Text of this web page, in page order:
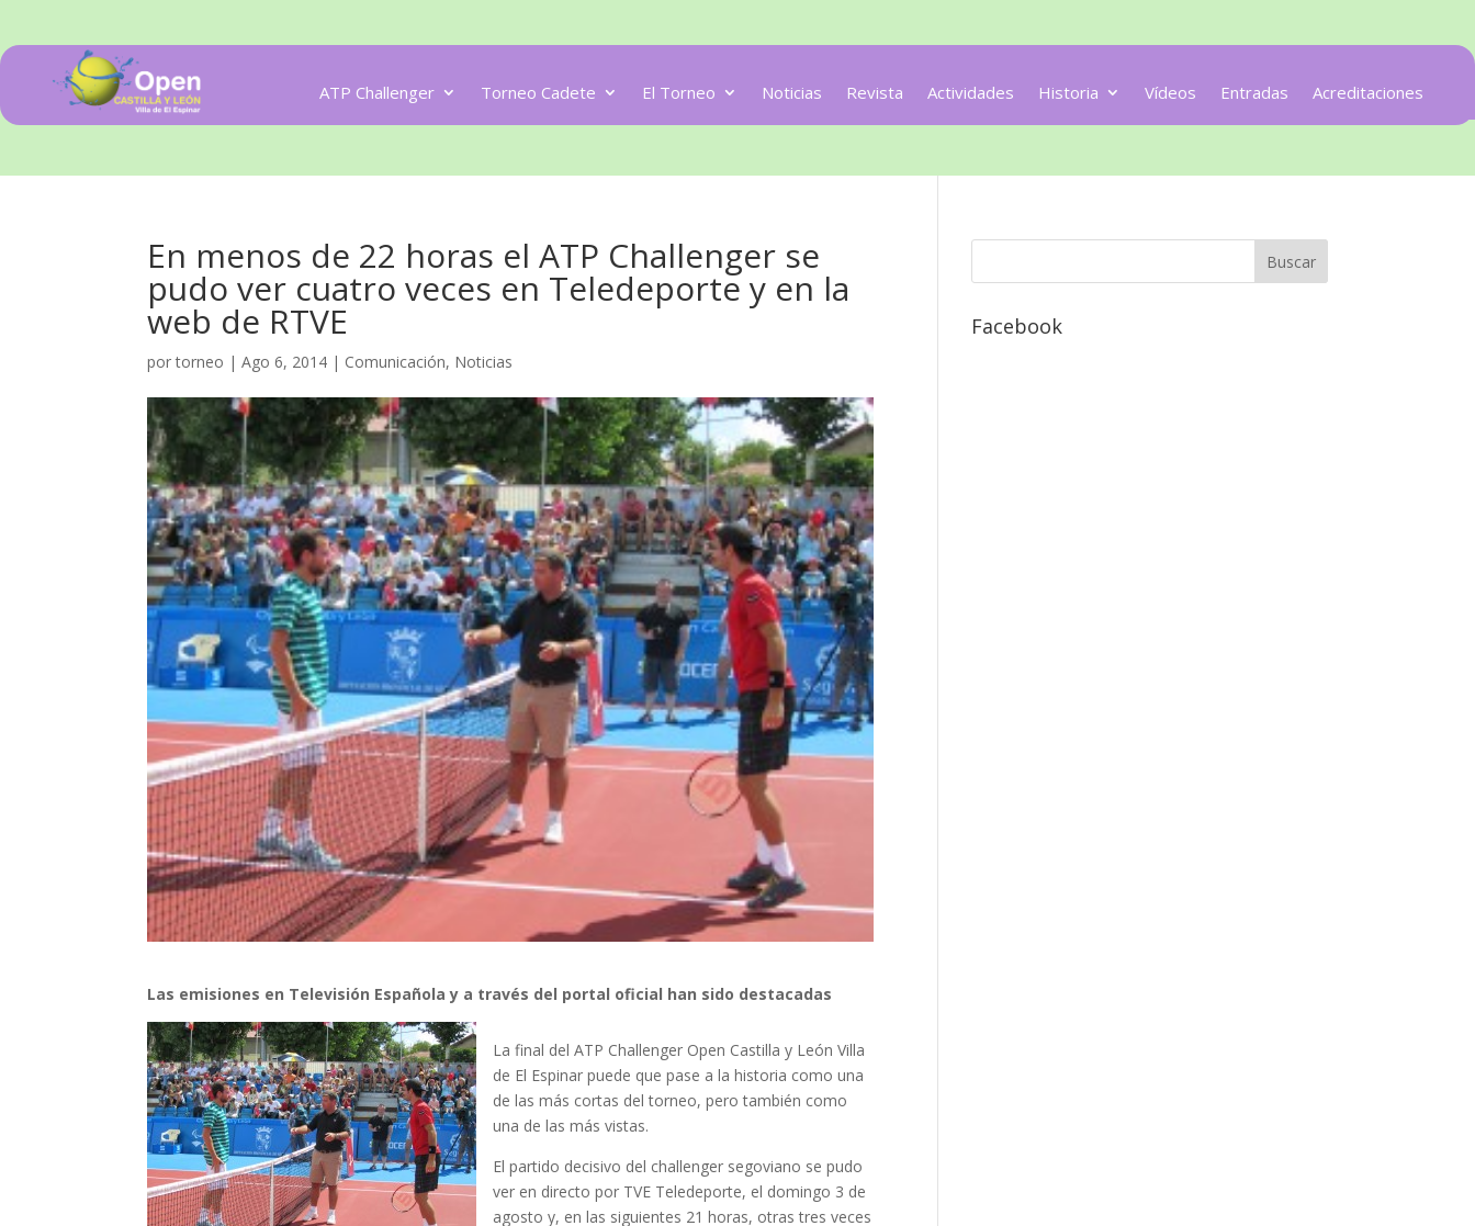
ATP Challenger Torneo Cadete El Torneo Noticias Revista Actividades Historia Vídeos Entradas Acreditaciones
En menos de 22 horas el ATP Challenger se
pudo ver cuatro veces en Teledeporte y en la
web de RTVE
portorneo |Ago 6, 2014 | Comunicación, Noticias
Las emisiones en Televisión Española y a través del portal oficial han sido destacadas
La final del ATP Challenger Open Castilla y León Villa
de El Espinar puede que pase a la historia como una
de las más cortas del torneo, pero también como
una de las más vistas.
El partido decisivo del challenger segoviano se pudo
ver en directo por TVE Teledeporte, el domingo 3 de
agosto y, en las siguientes 21 horas, otras tres veces
Facebook